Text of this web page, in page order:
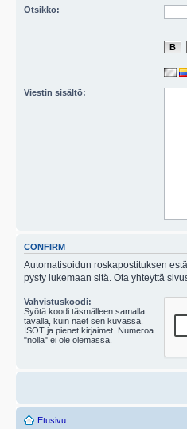
Otsikko:
Viestin sisältö:
CONFIRM
Automatisoidun roskapostituksen
pysty lukemaan sitä. Ota yhteyttä
Vahvistuskoodi:
Syötä koodi täsmälleen samalla
tavalla, kuin näet sen kuvassa.
ISOT ja pienet kirjaimet. Numeroa
"nolla" ei ole olemassa.
Etusivu